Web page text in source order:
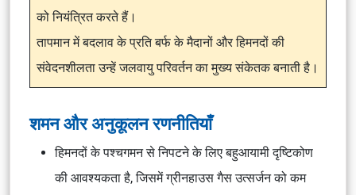
को नियंत्रित करते हैं।
तापमान में बदलाव के प्रति बर्फ के मैदानों और हिमनदों की
संवेदनशीलता उन्हें जलवायु परिवर्तन का मुख्य संकेतक बनाती है।
शमन और अनुकूलन रणनीतियाँ
हिमनदों के पश्चगमन से निपटने के लिए बहुआयामी दृष्टिकोण
की आवश्यकता है, जिसमें ग्रीनहाउस गैस उत्सर्जन को कम